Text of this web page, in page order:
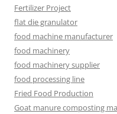
Fertilizer Project
flat die granulator
food machine manufacturer
food machinery
food machinery supplier
food processing line
Fried Food Production
Goat manure composting